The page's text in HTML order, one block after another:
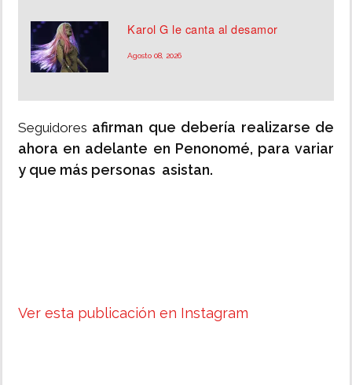
Karol G le canta al desamor
Agosto 08, 2026
Seguidores afirman que debería realizarse de
ahora en adelante en Penonomé, para variar
y que más personas asistan.
Ver esta publicación en Instagram